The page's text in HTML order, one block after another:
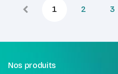
1 2 3
Nos produits